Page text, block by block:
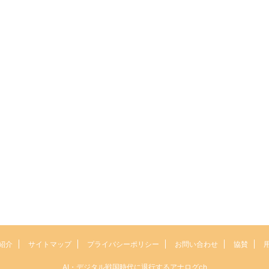
介 サイトマップ プライバシーポリシー お問い合わせ 協賛
AI・デジタル戦国時代に退行するアナログch